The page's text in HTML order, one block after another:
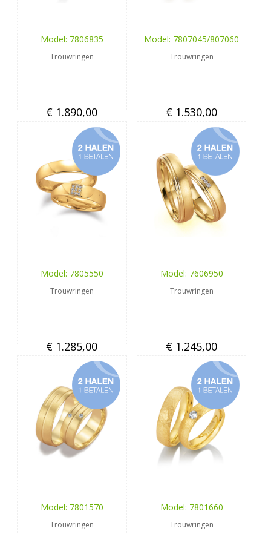
Model: 7806835
Trouwringen
€ 1.890,00
Model: 7807045/807060
Trouwringen
€ 1.530,00
Model: 7805550
Trouwringen
€ 1.285,00
Model: 7606950
Trouwringen
€ 1.245,00
Model: 7801570
Trouwringen
Model: 7801660
Trouwringen